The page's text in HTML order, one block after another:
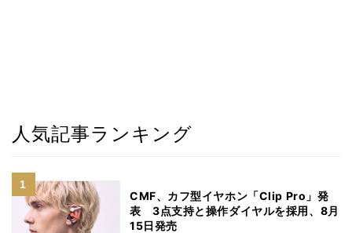
人気記事ランキング
CMF、カフ型イヤホン「Clip Pro」発
表 3点支持と操作ダイヤルを採用、8月
15日発売